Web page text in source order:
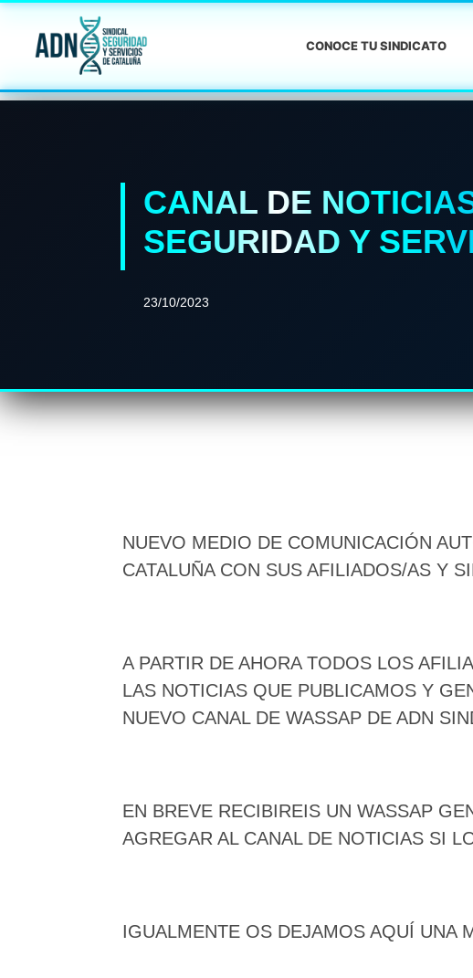
CONOCE TU SINDICATO
CANAL DE
SEGURIDAD Y
23/10/2023
NUEVO MEDIO DE COMUNICACIÓN
CATALUÑA CON SUS AFILIADOS/AS Y
A PARTIR DE AHORA TODOS LOS
LAS NOTICIAS QUE PUBLICAMOS Y
NUEVO CANAL DE WASSAP DE ADN
EN BREVE RECIBIREIS UN WASSAP
AGREGAR AL CANAL DE NOTICIAS SI
IGUALMENTE OS DEJAMOS AQUÍ UNA